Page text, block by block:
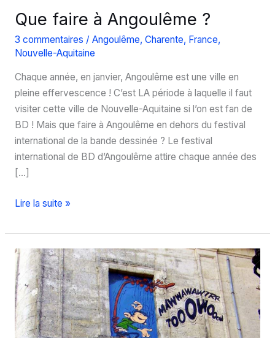
Que faire à Angoulême ?
3 commentaires / Angoulême, Charente, France,
Nouvelle-Aquitaine
Chaque année, en janvier, Angoulême est une ville en
pleine effervescence ! C’est LA période à laquelle il faut
visiter cette ville de Nouvelle-Aquitaine si l’on est fan de
BD ! Mais que faire à Angoulême en dehors du festival
international de la bande dessinée ? Le festival
international de BD d’Angoulême attire chaque année des
[…]
Que
à
Angoulême
?
Lire la suite »